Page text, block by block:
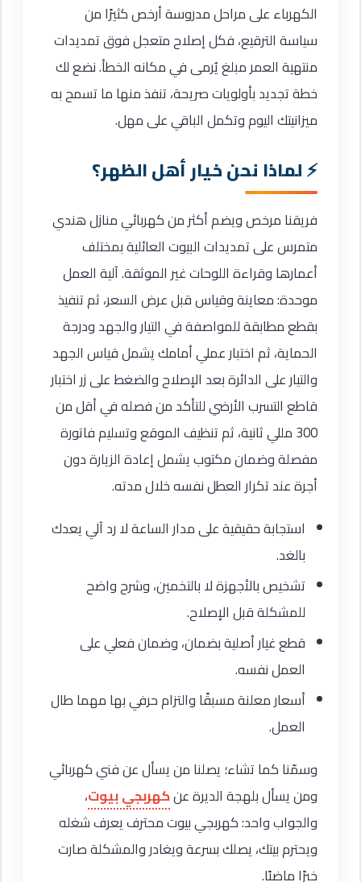
الكهرباء على مراحل مدروسة أرخص كثيرًا من
سياسة الترقيع، فكل إصلاح متعجل فوق تمديدات
منتهية العمر مبلغ يُرمى في مكانه الخطأ. نضع لك
خطة تجديد بأولويات صريحة، تنفذ منها ما تسمح به
ميزانيتك اليوم وتكمل الباقي على مهل.
لماذا نحن خيار أهل الظهر؟
فريقنا مرخص ويضم أكثر من كهربائي منازل هندي
متمرس على تمديدات البيوت العائلية بمختلف
أعمارها وقراءة اللوحات غير الموثقة. آلية العمل
موحدة: معاينة وقياس قبل عرض السعر، ثم تنفيذ
بقطع مطابقة للمواصفة في التيار والجهد ودرجة
الحماية، ثم اختبار عملي أمامك يشمل قياس الجهد
والتيار على الدائرة بعد الإصلاح والضغط على زر اختبار
قاطع التسرب الأرضي للتأكد من فصله في أقل من
300 مللي ثانية، ثم تنظيف الموقع وتسليم فاتورة
مفصلة وضمان مكتوب يشمل إعادة الزيارة دون
أجرة عند تكرار العطل نفسه خلال مدته.
استجابة حقيقية على مدار الساعة لا رد آلي يعدك
بالغد.
تشخيص بالأجهزة لا بالتخمين، وشرح واضح
للمشكلة قبل الإصلاح.
قطع غيار أصلية بضمان، وضمان فعلي على
العمل نفسه.
أسعار معلنة مسبقًا والتزام حرفي بها مهما طال
العمل.
وسمّنا كما تشاء؛ يصلنا من يسأل عن فني كهربائي
ومن يسأل بلهجة الديرة عنكهربجي بيوت،
والجواب واحد: كهربجي بيوت محترف يعرف شغله
ويحترم بيتك، يصلك بسرعة ويغادر والمشكلة صارت
خبرًا ماضيًا.